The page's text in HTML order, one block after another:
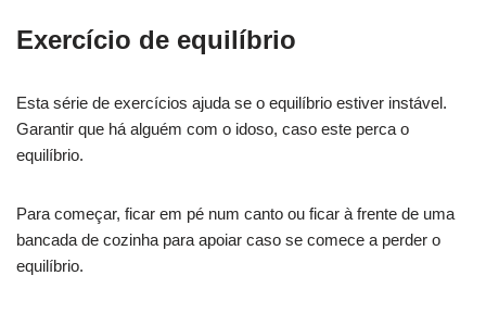
Exercício de equilíbrio
Esta série de exercícios ajuda se o equilíbrio estiver instável.
Garantir que há alguém com o idoso, caso este perca o
equilíbrio.
Para começar, ficar em pé num canto ou ficar à frente de uma
bancada de cozinha para apoiar caso se comece a perder o
equilíbrio.